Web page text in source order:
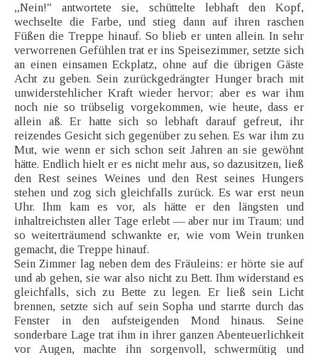
„Nein!" antwortete sie, schüttelte lebhaft den Kopf,
wechselte die Farbe, und stieg dann auf ihren raschen
Füßen die Treppe hinauf. So blieb er unten allein. In sehr
verworrenen Gefühlen trat er ins Speisezimmer, setzte sich
an einen einsamen Eckplatz, ohne auf die übrigen Gäste
Acht zu geben. Sein zurückgedrängter Hunger brach mit
unwiderstehlicher Kraft wieder hervor; aber es war ihm
noch nie so trübselig vorgekommen, wie heute, dass er
allein aß. Er hatte sich so lebhaft darauf gefreut, ihr
reizendes Gesicht sich gegenüber zu sehen. Es war ihm zu
Mut, wie wenn er sich schon seit Jahren an sie gewöhnt
hätte. Endlich hielt er es nicht mehr aus, so dazusitzen, ließ
den Rest seines Weines und den Rest seines Hungers
stehen und zog sich gleichfalls zurück. Es war erst neun
Uhr. Ihm kam es vor, als hätte er den längsten und
inhaltreichsten aller Tage erlebt — aber nur im Traum; und
so weiterträumend schwankte er, wie vom Wein trunken
gemacht, die Treppe hinauf.
Sein Zimmer lag neben dem des Fräuleins; er hörte sie auf
und ab gehen, sie war also nicht zu Bett. Ihm widerstand es
gleichfalls, sich zu Bette zu legen. Er ließ sein Licht
brennen, setzte sich auf sein Sopha und starrte durch das
Fenster in den aufsteigenden Mond hinaus. Seine
sonderbare Lage trat ihm in ihrer ganzen Abenteuerlichkeit
vor Augen, machte ihn sorgenvoll, schwermütig und